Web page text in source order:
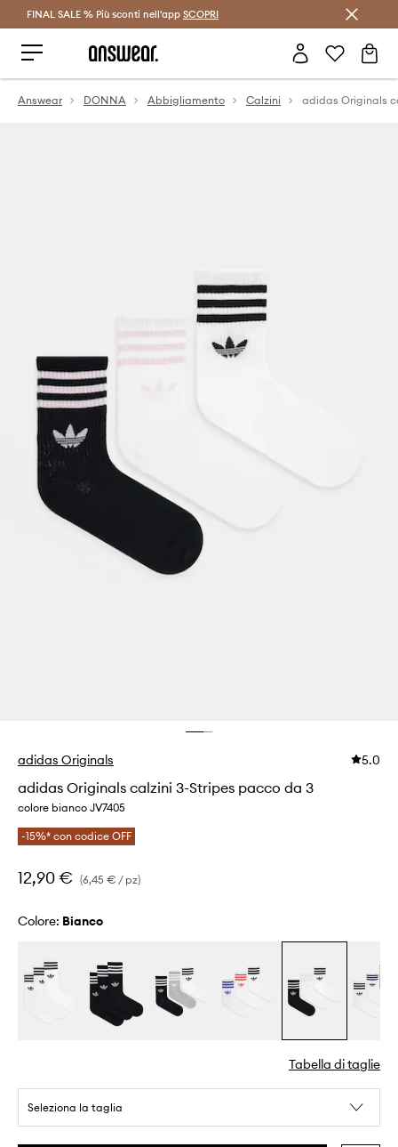
Risparmia con Answear Club >
FINAL SALE % Più sconti nell'app SCOPRI
Answear DONNA Abbigliamento Calzini
adidas Originals 5.0
adidas Originals calzini 3-Stripes pacco da 3
colore bianco JV7405
-15%* con codice OFF
12,90 € (6,45 € / pz)
Colore: bianco
Tabella di taglie
Seleziona la taglia